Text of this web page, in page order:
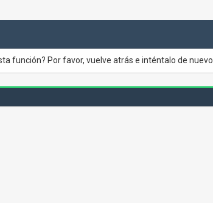
función? Por favor, vuelve atrás e inténtalo de nuevo.